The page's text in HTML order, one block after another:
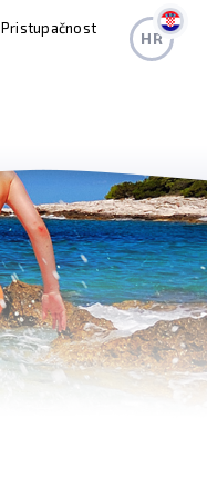
Pristupačnost
HR